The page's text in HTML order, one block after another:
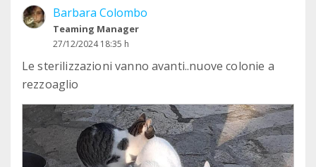
Barbara Colombo
Teaming Manager
27/12/2024 18:35 h
Le sterilizzazioni vanno avanti..nuove colonie a
rezzoaglio